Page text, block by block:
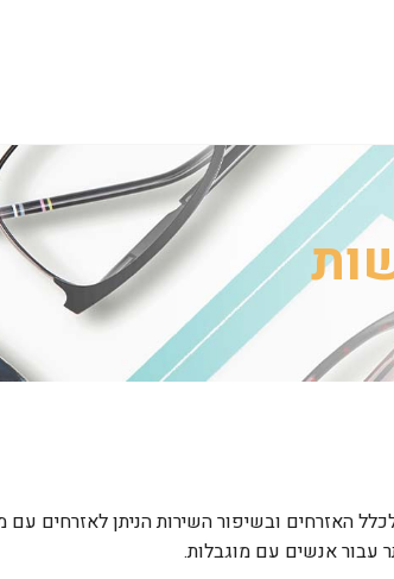
האזרחים ובשיפור השירות הניתן לאזרחים עם
עבור אנשים עם מוגבלות.